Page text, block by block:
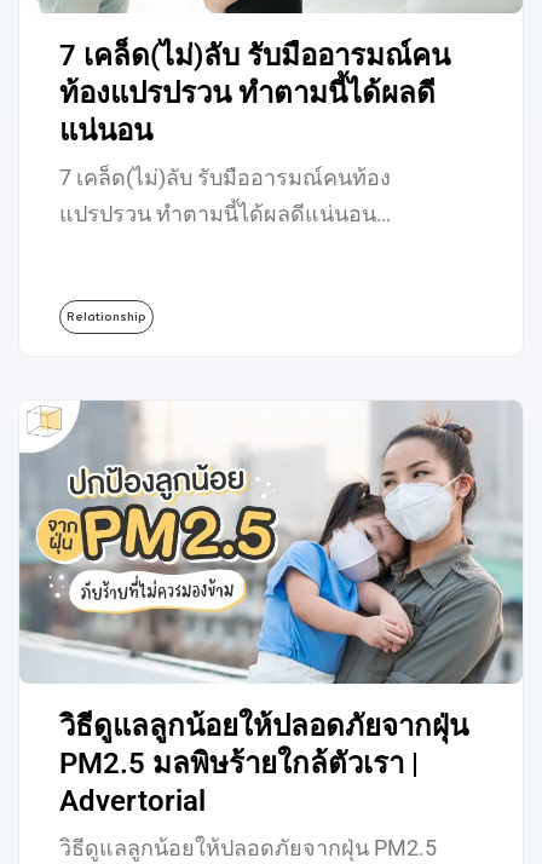
7 เคล็ด(ไม่)ลับ รับมืออารมณ์คน
ท้องแปรปรวน ทำตามนี้ได้ผลดี
แน่นอน
7 เคล็ด(ไม่)ลับ รับมืออารมณ์คนท้อง
แปรปรวน ทำตามนี้ได้ผลดีแน่นอน…
Relationship
วิธีดูแลลูกน้อยให้ปลอดภัยจากฝุ่น
PM2.5 มลพิษร้ายใกล้ตัวเรา |
Advertorial
วิธีดูแลลูกน้อยให้ปลอดภัยจากฝุ่น PM2.5